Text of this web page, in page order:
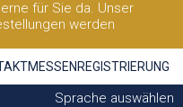
für Sie da. Unser
werden
MESSEN REGISTRIERUNG
Sprache auswählen